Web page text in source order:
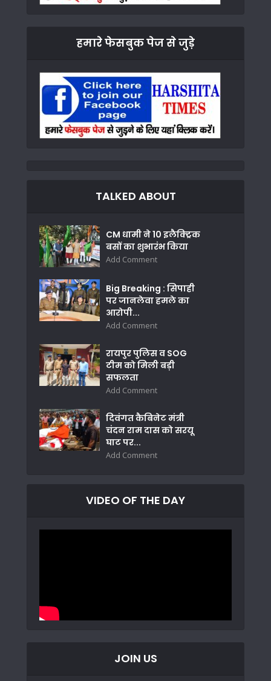
हमारे फेसबुक पेज से जुड़े
TALKED ABOUT
CM धामी ने 10 इलैक्ट्रिक
बसों का शुभारंभ किया
Add Comment
Big Breaking : सिपाही
पर जानलेवा हमले का
आरोपी...
Add Comment
रायपुर पुलिस व SOG
टीम को मिली बड़ी
सफलता
Add Comment
दिवंगत कैबिनेट मंत्री
चंदन राम दास को सरयू
घाट पर...
Add Comment
VIDEO OF THE DAY
JOIN US